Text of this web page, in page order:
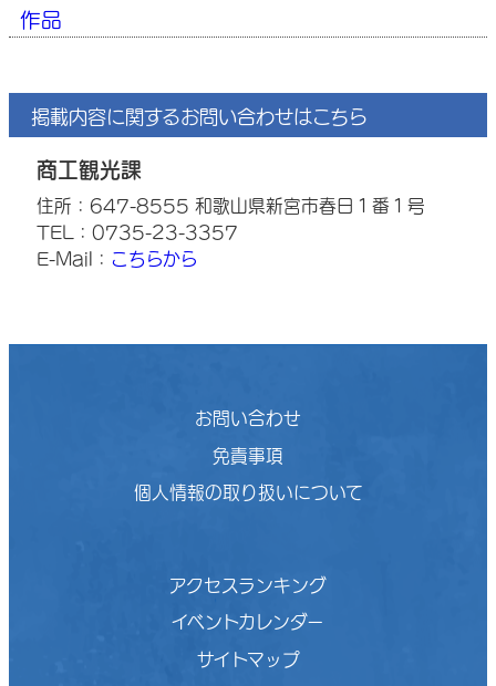
作品
掲載内容に関するお問い合わせはこちら
商工観光課
住所：647-8555 和歌山県新宮市春日１番１号
TEL：0735-23-3357
E-Mail： こちらから
お問い合わせ
免責事項
個人情報の取り扱いについて
アクセスランキング
イベントカレンダー
サイトマップ